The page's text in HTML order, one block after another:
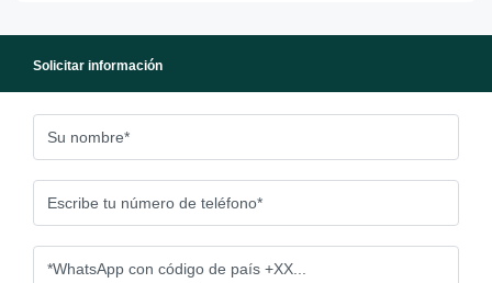
Solicitar información